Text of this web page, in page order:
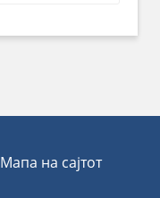
Мапа на сајтот